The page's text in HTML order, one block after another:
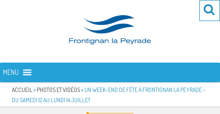
FRONTIGNAN LA PEYRADE
MENU
ACCUEIL » PHOTOS ET VIDÉOS» UN WEEK-END DE FÊTE À FRONTIGNAN LA PEYRADE –
DU SAMEDI 12 AU LUNDI 14 JUILLET